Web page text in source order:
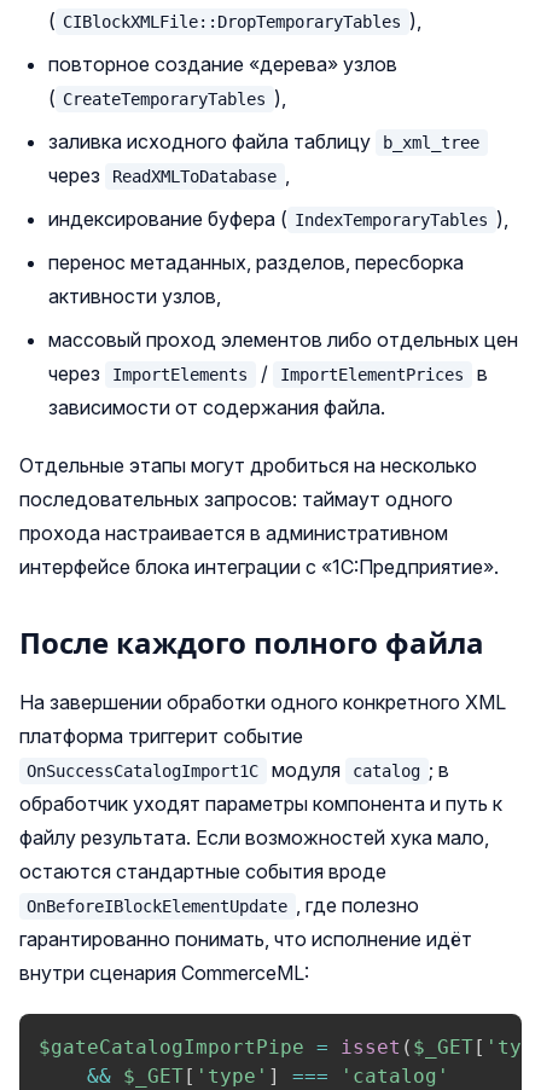
( CIBlockXMLFile::DropTemporaryTables ),
повторное создание «дерева» узлов
( CreateTemporaryTables ),
заливка исходного файла таблицу
b_xml_tree
через ReadXMLToDatabase ,
индексирование буфера ( IndexTemporaryTables ),
перенос метаданных, разделов, пересборка
активности узлов,
массовый проход элементов либо отдельных цен
через
ImportElements / ImportElementPrices
в
зависимости от содержания файла.
Отдельные этапы могут дробиться на несколько
последовательных запросов: таймаут одного
прохода настраивается в административном
интерфейсе блока интеграции с «1С:Предприятие».
После каждого полного файла
На завершении обработки одного конкретного XML
платформа триггерит событие
OnSuccessCatalogImport1C модуля catalog ; в
обработчик уходят параметры компонента и путь к
файлу результата. Если возможностей хука мало,
остаются стандартные события вроде
OnBeforeIBlockElementUpdate , где полезно
гарантированно понимать, что исполнение идёт
внутри сценария CommerceML:
$gateCatalogImportPipe = isset ( $_GET[
&& $_GET[ 'type' ] === 'catalog'